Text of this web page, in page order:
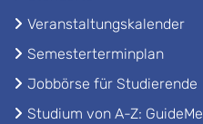
Veranstaltungskalender
Semesterterminplan
Jobbörse für Studierende
Studium von A-Z: GuideMe